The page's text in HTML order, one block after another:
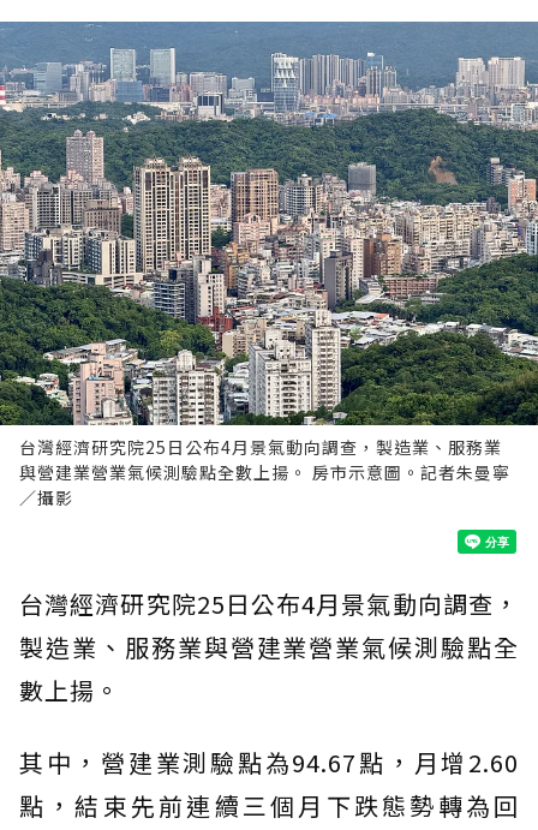
台灣經濟研究院25日公布4月景氣動向調查，製造業、服務業
與營建業營業氣候測驗點全數上揚。 房市示意圖。記者朱曼寧
／攝影
台灣經濟研究院25日公布4月景氣動向調查，
製造業、服務業與營建業營業氣候測驗點全
數上揚。
其中，營建業測驗點為94.67點，月增2.60
點，結束先前連續三個月下跌態勢轉為回